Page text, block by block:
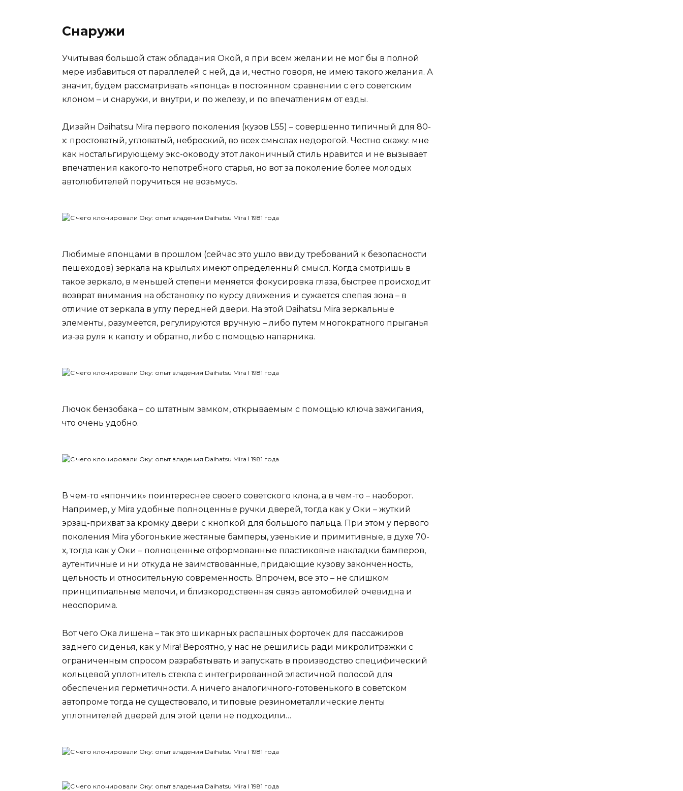
Снаружи
Учитывая большой стаж обладания Окой, я при всем желании не мог бы в полной
мере избавиться от параллелей с ней, да и, честно говоря, не имею такого желания. А
значит, будем рассматривать «японца» в постоянном сравнении с его советским
клоном – и снаружи, и внутри, и по железу, и по впечатлениям от езды.
Дизайн Daihatsu Mira первого поколения (кузов L55) – совершенно типичный для 80-
х: простоватый, угловатый, неброский, во всех смыслах недорогой. Честно скажу: мне
как ностальгирующему экс-оководу этот лаконичный стиль нравится и не вызывает
впечатления какого-то непотребного старья, но вот за поколение более молодых
автолюбителей поручиться не возьмусь.
Любимые японцами в прошлом (сейчас это ушло ввиду требований к безопасности
пешеходов) зеркала на крыльях имеют определенный смысл. Когда смотришь в
такое зеркало, в меньшей степени меняется фокусировка глаза, быстрее происходит
возврат внимания на обстановку по курсу движения и сужается слепая зона – в
отличие от зеркала в углу передней двери. На этой Daihatsu Mira зеркальные
элементы, разумеется, регулируются вручную – либо путем многократного прыганья
из-за руля к капоту и обратно, либо с помощью напарника.
Лючок бензобака – со штатным замком, открываемым с помощью ключа зажигания,
что очень удобно.
В чем-то «япончик» поинтереснее своего советского клона, а в чем-то – наоборот.
Например, у Mira удобные полноценные ручки дверей, тогда как у Оки – жуткий
эрзац-прихват за кромку двери с кнопкой для большого пальца. При этом у первого
поколения Mira убогонькие жестяные бамперы, узенькие и примитивные, в духе 70-
х, тогда как у Оки – полноценные отформованные пластиковые накладки бамперов,
аутентичные и ни откуда не заимствованные, придающие кузову законченность,
цельность и относительную современность. Впрочем, все это – не слишком
принципиальные мелочи, и близкородственная связь автомобилей очевидна и
неоспорима.
Вот чего Ока лишена – так это шикарных распашных форточек для пассажиров
заднего сиденья, как у Mira! Вероятно, у нас не решились ради микролитражки с
ограниченным спросом разрабатывать и запускать в производство специфический
кольцевой уплотнитель стекла с интегрированной эластичной полосой для
обеспечения герметичности. А ничего аналогичного-готовенького в советском
автопроме тогда не существовало, и типовые резинометаллические ленты
уплотнителей дверей для этой цели не подходили…